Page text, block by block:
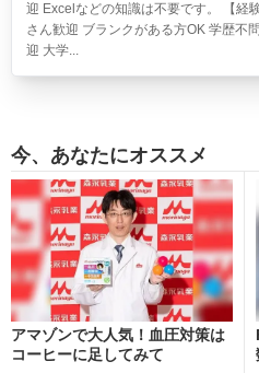
迎 Excelなどの知識は不要です。 【経
さん歓迎 ブランクがある方OK 学歴不
迎 大学...
今、あなたにオススメ
アマゾンで大人気！血圧対策は
コーヒーに足してみて